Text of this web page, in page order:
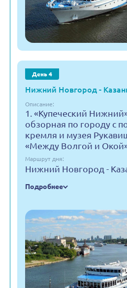
День 4
Нижний Новгород -
Описание:
1. «Купеческий
обзорная по городу с
кремля и музея
«Между Волгой и
Маршрут дня:
Нижний Новгород -
Подробнее